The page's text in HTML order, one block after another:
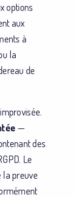
options
aux
à
la
de
—
des
Le
la preuve